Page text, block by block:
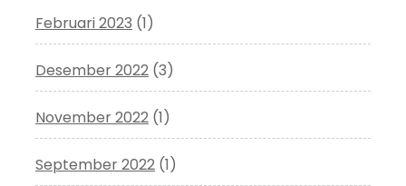
Februari 2023 (1)
Desember 2022 (3)
November 2022 (1)
September 2022 (1)